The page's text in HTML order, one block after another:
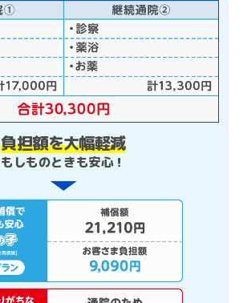
負担額を大幅軽減
もしものときも安心！